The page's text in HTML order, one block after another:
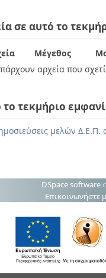
σε αυτό το
Μέγεθος
αρχεία που
το τεκμήριο
μελών Δ.Ε.Π.
DSpace software
Επικοινωνήστε